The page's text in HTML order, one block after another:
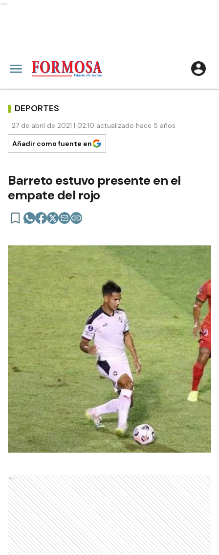
Ads
DEPORTES
27 de abril de 2021 | 02:10 actualizado hace 5 años
Añadir como fuente en
Barreto estuvo presente en el
empate del rojo
Ads